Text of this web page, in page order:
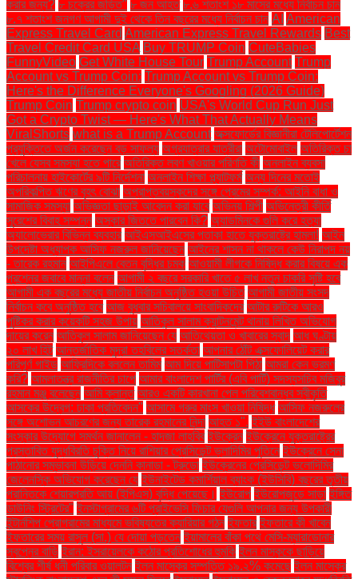
করার জন্য? ৮ চক্রের জড়িত" ৮ জন আহত ৮.৬ শতাংশ ১৮ মাসের মধ্যে নির্বাচন চান
৮.৭ শতাংশ জনগণ আগামী দুই থেকে তিন বছরের মধ্যে নির্বাচন চান AI American
Express Travel Card American Express Travel Rewards Best
Travel Credit Card USA Buy TRUMP Coin CuteBabies
FunnyVideo Get White House Tour Trump Account Trump
Account vs Trump Coin: Trump Account vs Trump Coin:
Here's the Difference Everyone's Googling (2026 Guide)
Trump Coin Trump crypto coin USA's World Cup Run Just
Got a Crypto Twist — Here's What That Actually Means
ViralShorts what is a Trump Account অক্সফোর্ডের বিজ্ঞানীরা টেলিপোর্টেশন
প্রযুক্তিতে অর্জন করেছেন বড় সাফল্য অগ্রযাত্রার যাত্রীরা অটোমোবাইল অতিরিক্ত চা
খেলে যেসব সমস্যা হতে পারে অতিরিক্ত লবণ খাওয়ার পরিণতি কী অনলাইন ব্যবসা
পরিচালনায় হাইকোর্টের ৯টি নির্দেশনা অনলাইন শিক্ষা প্ল্যাটফর্ম অন্য দিনের মতোই
অপরিকল্পিত ঋণের বৃহৎ বোঝা অপ্রাপ্তবয়স্কদের সঙ্গে প্রেমের সম্পর্ক: আইনি বাধা ও
সামাজিক সমস্যা অভিজ্ঞতা ছাড়াই আবেদন করা যাবে অভিনয় শিল্পী অভিনেত্রী কীর্তি
সুরেশের বিবাহ সম্পন্ন অস্কার জিততে পারবেন কি? অ্যাডমিনকে গুলি করে হত্যা
অ্যালোভেরার বিভিন্ন ব্যবহার আইএসআইএসের পতাকা হাতে যুক্তরাষ্ট্রে হামলা! আইন
উপদেষ্টা অধ্যাপক আসিফ নজরুল জানিয়েছেন আইনের শাসন না থাকলে কেউ নিরাপদ নয়
- তারেক রহমান আইপিএলে বেতন বৃদ্ধির চমক আওয়ামী লীগকে নিষিদ্ধ করার বিষয়ে এক
প্রশ্নের জবাবে মান্না বলেন আগামী ২ বছরে সরকারি খাতে ৫ লাখ নতুন চাকরি সৃষ্টি হবে
আগামী এক বছরের মধ্যে জাতীয় নির্বাচন অনুষ্ঠিত হওয়া উচিত আগামী জাতীয় সংসদ
নির্বাচন কবে অনুষ্ঠিত হবে আজ বুধবার সচিবালয়ে সাংবাদিকদের আটার রুটিকে আরও
পুষ্টিকর করার কয়েকটি সহজ উপায় আতিকুল সালাম ক্যান্টনমেন্ট থানায় লিখিত অভিযোগ
দায়ের করেন আতিকুল সালাম জানিয়েছেন যে আতিথেয়তা ও খাবারের স্বাদ আধ ঘণ্টায়
২০ লাখ হিট আন্তর্জাতিক মুদ্রা তহবিলের সতর্কতা আপনার ঠোঁট এক্সফোলিয়েট করার
পরিপূর্ণ গাইড আফ্রিদিকে বললেন তামিম আম দিয়ে পাটিসাপটা পিঠা আমরা কেন ভ্রমণ
করি? আমলাতন্ত্র রাজনীতির চাপে আমার বাংলাদেশ পার্টির (এবি পার্টি) সদস্যসচিব মজিবুর
রহমান মঞ্জু বলেছেন আমি ক্লান্ত আরও একটি কারখানা পেল পরিবেশবান্ধব স্বীকৃতি
আসকের উদ্বেগ: ঢাকা প্রতিবেদন" আসামে গরুর মাংস খাওয়া নিষিদ্ধ আসিফ নজরুলের
সঙ্গে অশোভন আচরণের জন্য তারেক রহমানের নিন্দা আহত ১". ইইউ বাংলাদেশের
সংস্কার উদ্যোগে সমর্থন জানালেন - হাদজা লাহবিব ইউক্রেন ইউক্রেনে যুক্তরাষ্ট্রের
প্রস্তাবিত যুদ্ধবিরতি চুক্তি নিয়ে রাশিয়ার প্রেসিডেন্ট ভ্লাদিমির পুতিনে ইউক্রেনে সেনা
পাঠানোর সম্ভাবনা উড়িয়ে দেননি কানাডা - ট্রুডো ইউক্রেনের প্রেসিডেন্ট ভলোদিমির
জেলেনস্কি অভিযোগ করেছেন যে ইউনাইটেড কমার্শিয়াল ব্যাংক (ইউসিবি) বছরের তৃতীয়
প্রান্তিকে শেয়ারপ্রতি আয় (ইপিএস) বৃদ্ধি পেয়েছে। ইউরোপ ইউরোপজুড়ে সাড়া ইঙ্গিত
ডাউনিং স্ট্রিটের" ইনস্টাগ্রামের ৬টি প্রাইভেসি ফিচার যেগুলি আপনার জন্য উপকারী
ইন্টার্নশিপ প্রোগ্রামের মাধ্যমে ভবিষ্যতের ক্যারিয়ার গঠন ইফতার ইফতারে কী খাবেন
ইফতারের সময় রাসুল (সা.) যে দোয়া পড়তেন ইয়ামালের বাঁকা পথে মেসি-ম্যারাডোনার
স্বপ্নের বাড়ি ইরান: ইসরায়েলকে কঠোর প্রতিশোধের হুমকি ইলন মাস্ককে ছাড়িয়ে
বিশ্বের শীর্ষ ধনী পরিবার ওয়ালটন ইলন মাস্কের সম্পত্তি ১৯.২% কমেছে ইলন মাস্কের